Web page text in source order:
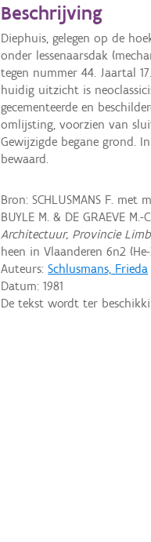
Beschrijving
Diephuis, gelegen op de
onder lessenaarsdak
tegen nummer 44. Jaartal
huidig uitzicht is
gecementeerde en
omlijsting, voorzien van
Gewijzigde begane grond.
bewaard.
Bron: SCHLUSMANS F. met
BUYLE M. & DE GRAEVE M.-
Architectuur, Provincie
heen in Vlaanderen 6n2 (He-
Auteurs:Schlusmans, Frieda
Datum:1981
De tekst wordt ter